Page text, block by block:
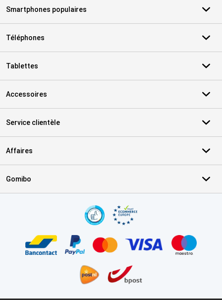
Smartphones populaires
Téléphones
Tablettes
Accessoires
Service clientèle
Affaires
Gomibo